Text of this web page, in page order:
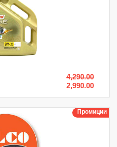
4,290.00
2,990.00
Промиции